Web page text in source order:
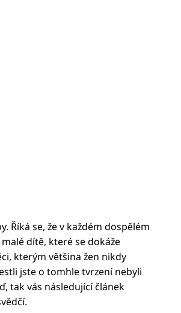
Říká se, že v každém dospělém
dítě, které se dokáže
kterým většina žen nikdy
jste o tomhle tvrzení nebyli
tak vás následující článek